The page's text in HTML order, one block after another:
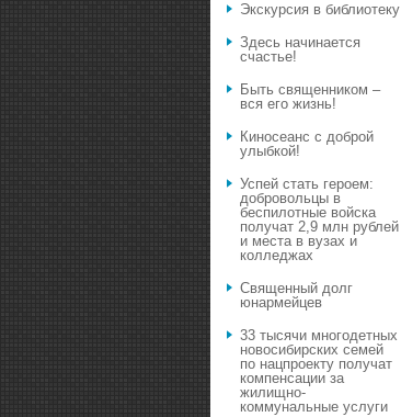
Экскурсия в библиотеку
Здесь начинается
счастье!
Быть священником –
вся его жизнь!
Киносеанс с доброй
улыбкой!
Успей стать героем:
добровольцы в
беспилотные войска
получат 2,9 млн рублей
и места в вузах и
колледжах
Священный долг
юнармейцев
33 тысячи многодетных
новосибирских семей
по нацпроекту получат
компенсации за
жилищно-
коммунальные услуги